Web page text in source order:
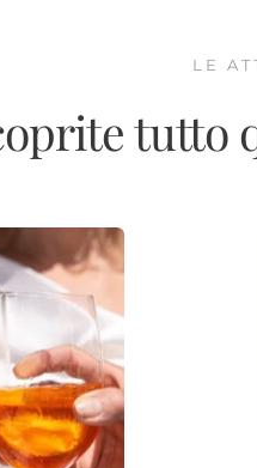
LE
tutto